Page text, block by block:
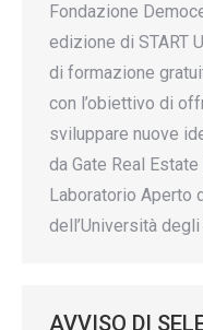
Fondazione
edizione di START
di formazione
con l’obiettivo di
sviluppare nuove
da Gate Real
Laboratorio Aperto
dell’Università
AVVISO DI